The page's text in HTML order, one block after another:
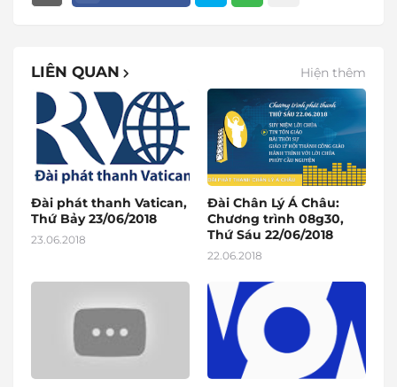
LIÊN QUAN Hiện thêm
Đài phát thanh Vatican,
Thứ Bảy 23/06/2018
23.06.2018
Đài Chân Lý Á Châu:
Chương trình 08g30,
Thứ Sáu 22/06/2018
22.06.2018